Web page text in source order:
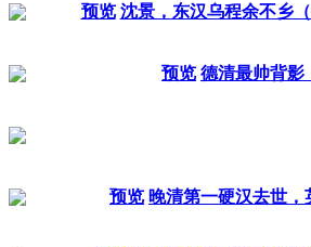
预览 沈景，东汉乌程余不乡
预览 德清最帅背影
预览 晚清第一硬汉去世